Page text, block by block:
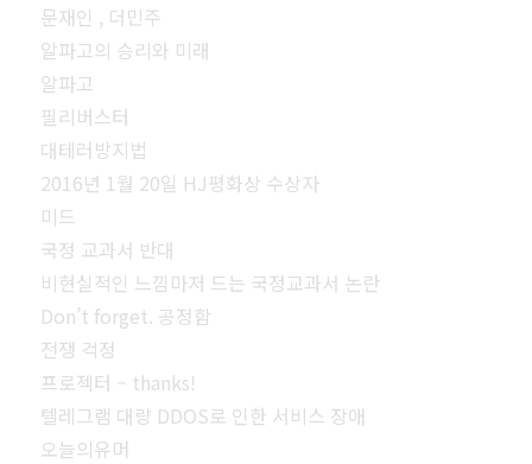
문재인 , 더민주
알파고의 승리와 미래
알파고
필리버스터
대테러방지법
2016년 1월 20일 HJ평화상 수상자
미드
국정 교과서 반대
비현실적인 느낌마저 드는 국정교과서 논란
Don’t forget. 공정함
전쟁 걱정
프로젝터 – thanks!
텔레그램 대량 DDOS로 인한 서비스 장애
오늘의유머